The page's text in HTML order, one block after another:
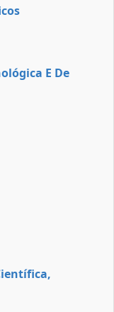
E De